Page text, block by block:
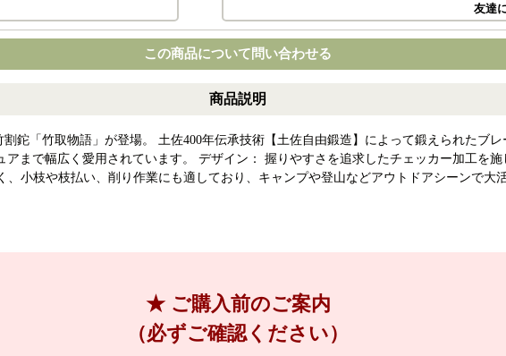
友達
この商品について問い合わせる
商品説明
鉈「竹取物語」が登場。 土佐400年伝承技術【土佐自由鍛造】によって鍛えられたブ
まで幅広く愛用されています。 デザイン： 握りやすさを追求したチェッカー加工を
小枝や枝払い、削り作業にも適しており、キャンプや登山などアウトドアシーンで大
★ ご購入前のご案内
（必ずご確認ください）